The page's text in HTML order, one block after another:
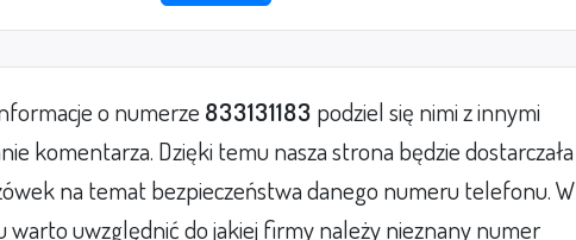
o numerze 833131183 podziel się nimi z innymi
komentarza. Dzięki temu nasza strona będzie dostarczała
na temat bezpieczeństwa danego numeru telefonu. W
warto uwzględnić do jakiej firmy należy nieznany numer